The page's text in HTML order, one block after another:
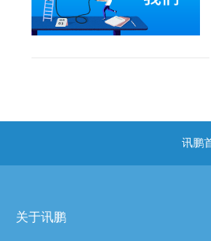
讯鹏
关于讯鹏